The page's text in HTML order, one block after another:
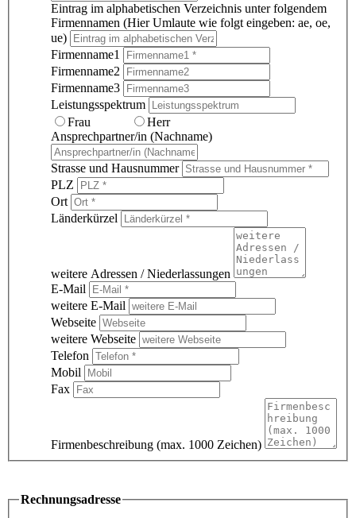
Eintrag im alphabetischen Verzeichnis unter folgendem
Firmennamen (Hier Umlaute wie folgt eingeben: ae, oe,
ue)
Firmenname1
Firmenname2
Firmenname3
Leistungsspektrum
Frau
Herr
Ansprechpartner/in (Nachname)
Strasse und Hausnummer
PLZ
Ort
Länderkürzel
weitere Adressen / Niederlassungen
E-Mail
weitere E-Mail
Webseite
weitere Webseite
Telefon
Mobil
Fax
Firmenbeschreibung (max. 1000 Zeichen)
Rechnungsadresse